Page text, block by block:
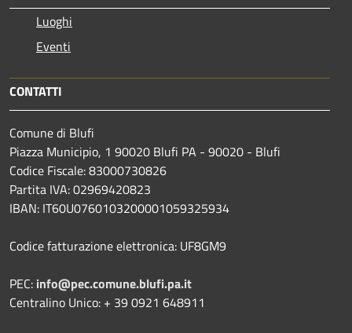
Luoghi
Eventi
CONTATTI
Comune di Blufi
Piazza Municipio, 1 90020 Blufi PA - 90020 - Blufi
Codice Fiscale: 83000730826
Partita IVA: 02969420823
IBAN: IT60U0760103200001059325934
Codice fatturazione elettronica: UF8GM9
PEC: info@pec.comune.blufi.pa.it
Centralino Unico: + 39 0921 648911